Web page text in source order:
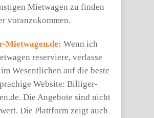
Mietwagen zu finden
voranzukommen.
Mietwagen.de: Wenn ich
reserviere, verlasse
Wesentlichen auf die beste
Website: Billiger-
Die Angebote sind nicht
Die Plattform zeigt auch